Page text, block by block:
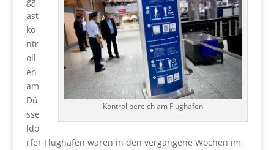
Kontrollbereich am Flughafen
ast
ko
ntr
oll
en
am
Dü
sse
ldo
rfer Flughafen waren in den vergangene Wochen im